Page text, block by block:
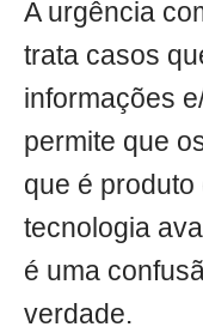
A urgência
trata casos
informações
permite que
que é produto
tecnologia
é uma
verdade.